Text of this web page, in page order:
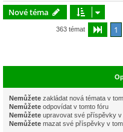
Nové téma
363 témat 1
Nemůžete zakládat nová témata v
Nemůžete odpovídat v tomto fóru
Nemůžete upravovat své příspěvky v
Nemůžete mazat své příspěvky v